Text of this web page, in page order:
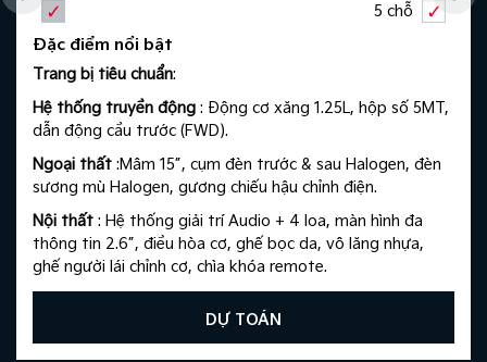
5 chỗ
Đặc điểm nổi bật
Trang bị tiêu chuẩn: ​
Hệ thống truyền động : Động cơ xăng 1.25L, hộp số 5MT,
dẫn động cầu trước (FWD).
Ngoại thất :Mâm 15”, cụm đèn trước & sau Halogen, đèn
sương mù Halogen, gương chiếu hậu chỉnh điện.​
Nội thất : Hệ thống giải trí Audio + 4 loa, màn hình đa
thông tin 2.6”, điều hòa cơ, ghế bọc da, vô lăng nhựa,
ghế người lái chỉnh cơ, chìa khóa remote.​
DỰ TOÁN